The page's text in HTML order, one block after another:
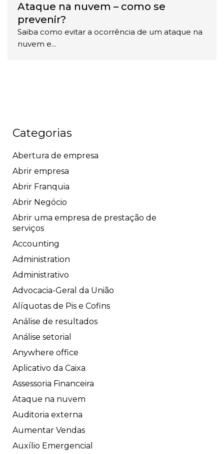
Ataque na nuvem – como se
prevenir?
Saiba como evitar a ocorrência de um ataque na
nuvem e...
Categorias
Abertura de empresa
Abrir empresa
Abrir Franquia
Abrir Negócio
Abrir uma empresa de prestação de
serviços
Accounting
Administration
Administrativo
Advocacia-Geral da União
Alíquotas de Pis e Cofins
Análise de resultados
Análise setorial
Anywhere office
Aplicativo da Caixa
Assessoria Financeira
Ataque na nuvem
Auditoria externa
Aumentar Vendas
Auxílio Emergencial